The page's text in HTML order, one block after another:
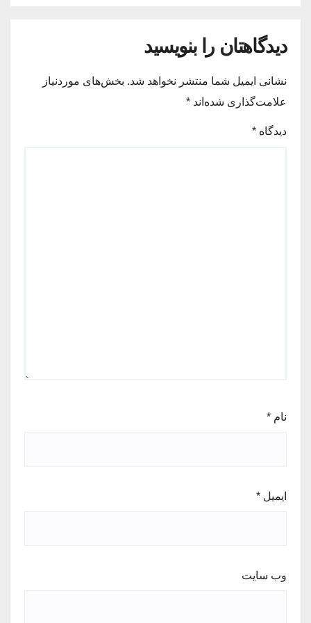
دیدگاهتان را بنویسید
نشانی ایمیل شما منتشر نخواهد شد. بخش‌های موردنیاز
علامت‌گذاری شده‌اند *
دیدگاه *
نام *
ایمیل *
وب‌ سایت